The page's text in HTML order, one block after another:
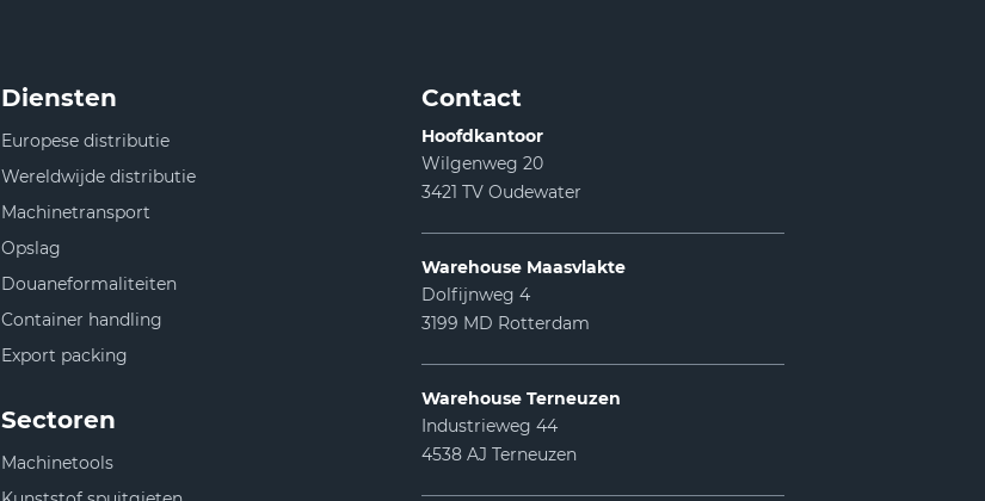
Diensten
Europese distributie
Wereldwijde distributie
Machinetransport
Opslag
Douaneformaliteiten
Container handling
Export packing
Sectoren
Machinetools
Contact
Hoofdkantoor
Wilgenweg 20
3421 TV Oudewater
Warehouse Maasvlakte
Dolfijnweg 4
3199 MD Rotterdam
Warehouse Terneuzen
Industrieweg 44
4538 AJ Terneuzen